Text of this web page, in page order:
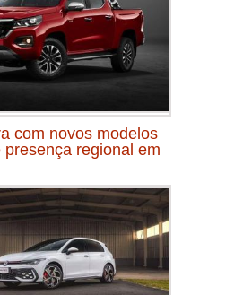
com novos modelos
presença regional em